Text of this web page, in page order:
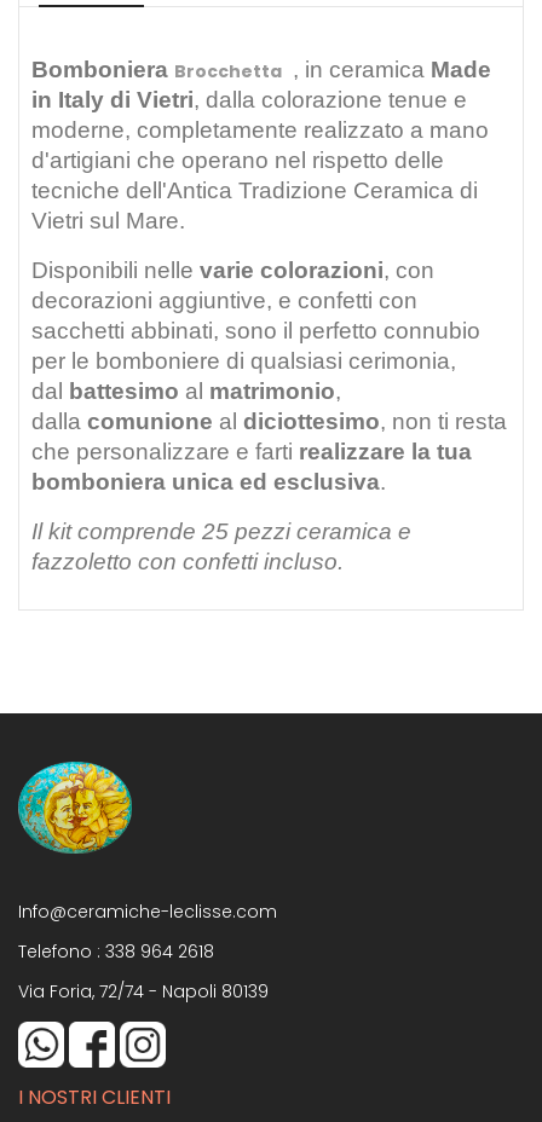
Bomboniera Brocchetta , in ceramica Made
in Italy di Vietri, dalla colorazione tenue e
moderne, completamente realizzato a mano
d'artigiani che operano nel rispetto delle
tecniche dell'Antica Tradizione Ceramica di
Vietri sul Mare.
Disponibili nelle varie colorazioni, con
decorazioni aggiuntive, e confetti con
sacchetti abbinati, sono il perfetto connubio
per le bomboniere di qualsiasi cerimonia,
dal battesimo al matrimonio,
dalla comunione al diciottesimo, non ti resta
che personalizzare e farti realizzare la tua
bomboniera unica ed esclusiva.
Il kit comprende 25 pezzi ceramica e
fazzoletto con confetti incluso.
Info@ceramiche-leclisse.com
Telefono : 338 964 2618
Via Foria, 72/74 - Napoli 80139
I NOSTRI CLIENTI